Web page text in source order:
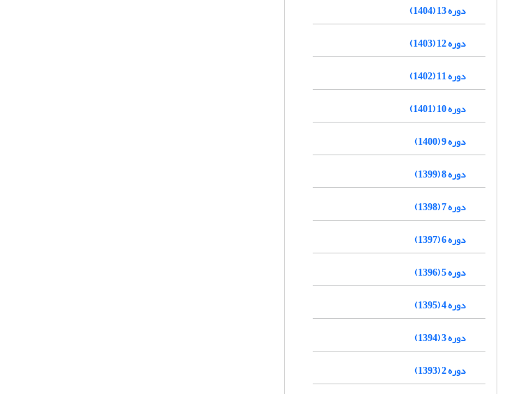
دوره 13 (1404)
دوره 12 (1403)
دوره 11 (1402)
دوره 10 (1401)
دوره 9 (1400)
دوره 8 (1399)
دوره 7 (1398)
دوره 6 (1397)
دوره 5 (1396)
دوره 4 (1395)
دوره 3 (1394)
دوره 2 (1393)